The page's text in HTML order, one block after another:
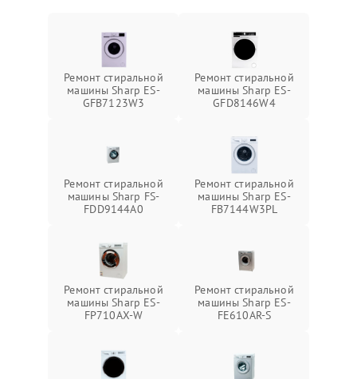
Ремонт стиральной
машины Sharp ES-
GFB7123W3
Ремонт стиральной
машины Sharp ES-
GFD8146W4
Ремонт стиральной
машины Sharp FS-
FDD9144A0
Ремонт стиральной
машины Sharp ES-
FB7144W3PL
Ремонт стиральной
машины Sharp ES-
FP710AX-W
Ремонт стиральной
машины Sharp ES-
FE610AR-S